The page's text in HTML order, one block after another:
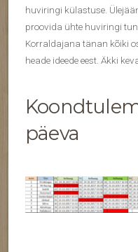
huviringi külastuse.
proovida ühte huviringi
Korraldajana tänan kõiki
heade ideede eest. Äkki
päeva